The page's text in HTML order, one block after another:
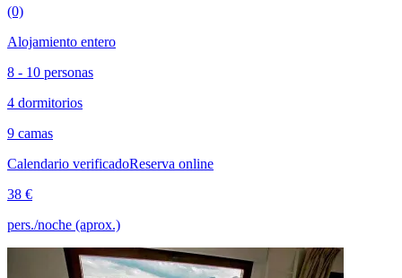
(0)
Alojamiento entero
8 - 10 personas
4 dormitorios
9 camas
Calendario verificadoReserva online
38 €
pers./noche (aprox.)